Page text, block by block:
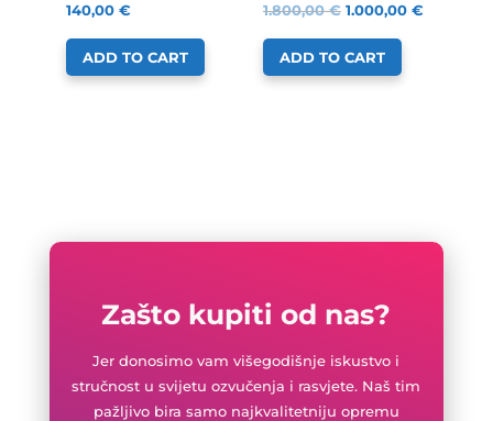
140,00 €
ADD TO CART
1.800,00€ 1.000,00 €
ADD TO CART
Zašto kupiti od nas?
Jer donosimo vam višegodišnje iskustvo i
stručnost u svijetu ozvučenja i rasvjete. Naš tim
pažljivo bira samo najkvalitetniju opremu